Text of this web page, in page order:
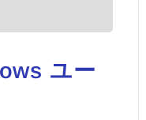
ユー